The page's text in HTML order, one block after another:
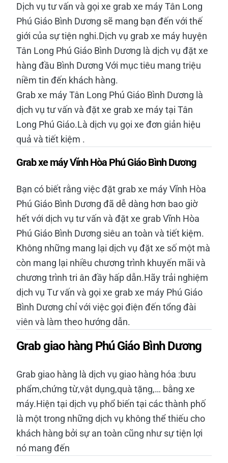
Dịch vụ tư vấn và gọi xe grab xe máy Tân Long
Phú Giáo Bình Dương sẽ mang bạn đến với thế
giới của sự tiện nghi.Dịch vụ grab xe máy huyện
Tân Long Phú Giáo Bình Dương là dịch vụ đặt xe
hàng đầu Bình Dương Với mục tiêu mang triệu
niềm tin đến khách hàng.
Grab xe máy Tân Long Phú Giáo Bình Dương là
dịch vụ tư vấn và đặt xe grab xe máy tại Tân
Long Phú Giáo.Là dịch vụ gọi xe đơn giản hiệu
quả và tiết kiệm .
Grab xe máy Vĩnh Hòa Phú Giáo Bình Dương
Bạn có biết rằng việc đặt grab xe máy Vĩnh Hòa
Phú Giáo Bình Dương đã dễ dàng hơn bao giờ
hết với dịch vụ tư vấn và đặt xe grab Vĩnh Hòa
Phú Giáo Bình Dương siêu an toàn và tiết kiệm.
Không những mang lại dịch vụ đặt xe số một mà
còn mang lại nhiều chương trình khuyến mãi và
chương trình tri ân đầy hấp dẫn.Hãy trải nghiệm
dịch vụ Tư vấn và gọi xe grab xe máy Phú Giáo
Bình Dương chỉ với việc gọi điện đến tổng đài
viên và làm theo hướng dẫn.
Grab giao hàng Phú Giáo Bình Dương
Grab giao hàng là dịch vụ giao hàng hóa :bưu
phẩm,chứng từ,vật dụng,quà tặng,… bằng xe
máy.Hiện tại dịch vụ phổ biến tại các thành phố
là một trong những dịch vụ không thể thiếu cho
khách hàng bởi sự an toàn cũng như sự tiện lợi
nó mang đến